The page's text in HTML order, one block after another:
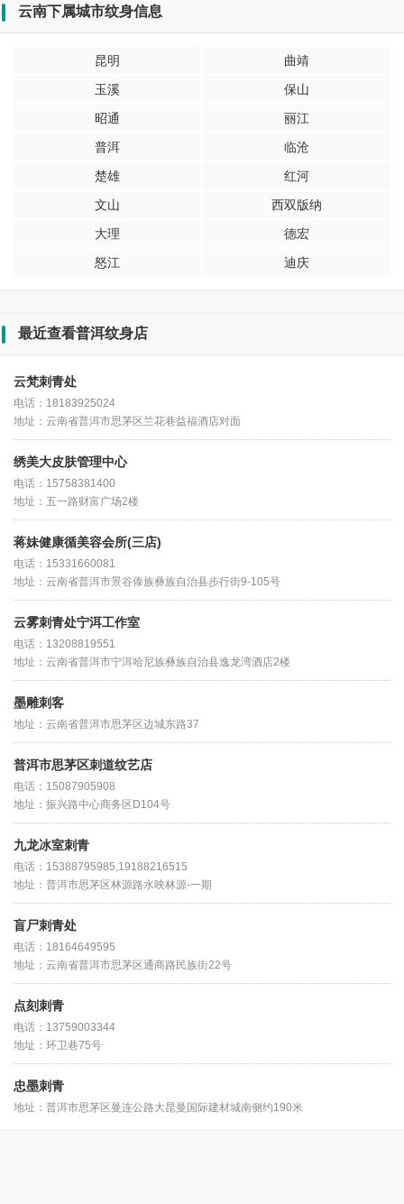
云南下属城市纹身信息
昆明
曲靖
玉溪
保山
昭通
丽江
普洱
临沧
楚雄
红河
文山
西双版纳
大理
德宏
怒江
迪庆
最近查看普洱纹身店
云梵刺青处
电话：18183925024
地址：云南省普洱市思茅区兰花巷益福酒店对面
绣美大皮肤管理中心
电话：15758381400
地址：五一路财富广场2楼
蒋妹健康循美容会所(三店)
电话：15331660081
地址：云南省普洱市景谷傣族彝族自治县步行街9-105号
云雾刺青处宁洱工作室
电话：13208819551
地址：云南省普洱市宁洱哈尼族彝族自治县逸龙湾酒店2楼
墨雕刺客
地址：云南省普洱市思茅区边城东路37
普洱市思茅区刺道纹艺店
电话：15087905908
地址：振兴路中心商务区D104号
九龙冰室刺青
电话：15388795985,19188216515
地址：普洱市思茅区林源路水映林源-一期
盲尸刺青处
电话：18164649595
地址：云南省普洱市思茅区通商路民族街22号
点刻刺青
电话：13759003344
地址：环卫巷75号
忠墨刺青
地址：普洱市思茅区曼连公路大昆曼国际建材城南侧约190米